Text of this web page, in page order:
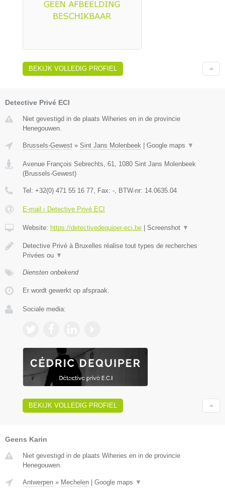
BEKIJK VOLLEDIG PROFIEL
Detective Privé ECI
Niet gevestigd in de plaats Wiheries en in de provincie
Henegouwen.
Brussels-Gewest » Sint Jans Molenbeek Google maps ▼
Avenue François Sebrechts, 61, 1080 Sint Jans Molenbeek
(Brussels-Gewest)
Tel: +32(0) 471 55 16 77, Fax: -, BTW-nr: 14.0635.04
E-mail › Detective Privé ECI
Website: https://detectivedequiper-eci.be Screenshot ▼
Detective Privé à Bruxelles réalise tout types de recherches
Privées ou ▼
Diensten onbekend
Er wordt gewerkt op afspraak.
Sociale media:
BEKIJK VOLLEDIG PROFIEL
Geens Karin
Niet gevestigd in de plaats Wiheries en in de provincie
Henegouwen.
Antwerpen » Mechelen | Google maps ▼